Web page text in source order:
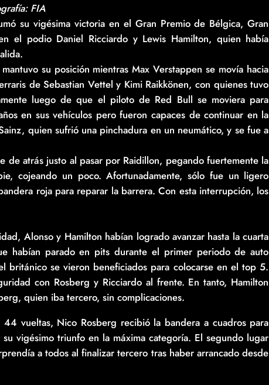
FIA
su vigésima victoria en el Gran Premio de Bélgica, Gran
el podio Daniel Ricciardo y Lewis Hamilton, quien había
su posición mientras Max Verstappen se movía hacia
de Sebastian Vettel y Kimi Raikkönen, con quienes tuvo
luego de que el piloto de Red Bull se moviera para
en sus vehículos pero fueron capaces de continuar en la
quien sufrió una pinchadura en un neumático, y se fue a
de atrás justo al pasar por Raidillon, pegando fuertemente la
cojeando un poco. Afortunadamente, sólo fue un ligero
roja para reparar la barrera. Con esta interrupción, los
Alonso y Hamilton habían logrado avanzar hasta la cuarta
habían parado en pits durante el primer periodo de auto
británico se vieron beneficiados para colocarse en el top 5.
con Rosberg y Ricciardo al frente. En tanto, Hamilton
quien iba tercero, sin complicaciones.
vueltas, Nico Rosberg recibió la bandera a cuadros para
vigésimo triunfo en la máxima categoría. El segundo lugar
a todos al finalizar tercero tras haber arrancado desde